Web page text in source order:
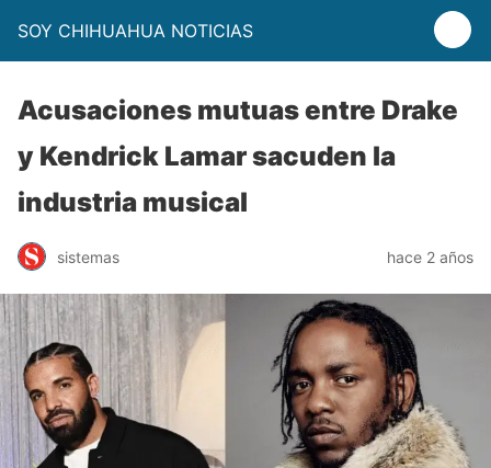
SOY CHIHUAHUA NOTICIAS
Acusaciones mutuas entre Drake
y Kendrick Lamar sacuden la
industria musical
sistemas hace 2 años